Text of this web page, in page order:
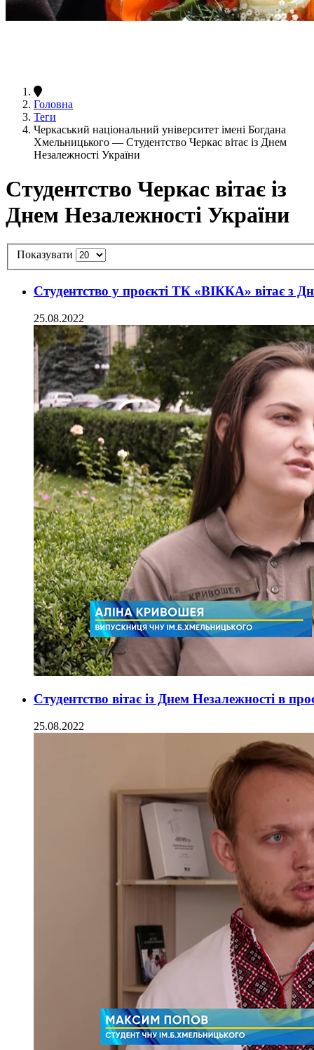
Головна
Теги
Черкаський національний університет імені Богдана
Хмельницького — Студентство Черкас вітає із Днем
Незалежності України
Студентство Черкас вітає із
Днем Незалежності України
Показувати
Студентство у проєкті ТК «ВІККА» вітає з
25.08.2022
Студентство вітає із Днем Незалежності в
25.08.2022